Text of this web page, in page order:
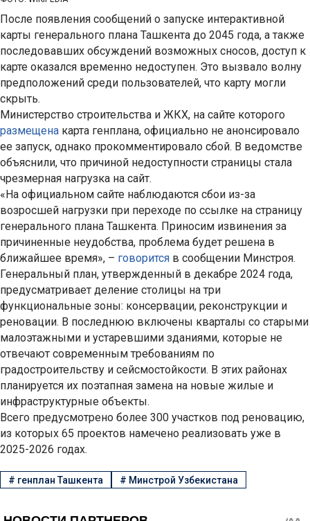
После появления сообщений о запуске интерактивной
карты генерального плана Ташкента до 2045 года, а также
последовавших обсуждений возможных сносов, доступ к
карте оказался временно недоступен. Это вызвало волну
предположений среди пользователей, что карту могли
скрыть.
Министерство строительства и ЖКХ, на сайте которого
размещена карта генплана, официально не анонсировало
ее запуск, однако прокомментировало сбой. В ведомстве
объяснили, что причиной недоступности страницы стала
чрезмерная нагрузка на сайт.
«На официальном сайте наблюдаются сбои из-за
возросшей нагрузки при переходе по ссылке на страницу
генерального плана Ташкента. Приносим извинения за
причиненные неудобства, проблема будет решена в
ближайшее время», – говорится в сообщении Минстроя.
Генеральный план, утвержденный в декабре 2024 года,
предусматривает деление столицы на три
функциональные зоны: консервации, реконструкции и
реновации. В последнюю включены кварталы со старыми
малоэтажными и устаревшими зданиями, которые не
отвечают современным требованиям по
градостроительству и сейсмостойкости. В этих районах
планируется их поэтапная замена на новые жилые и
инфраструктурные объекты.
Всего предусмотрено более 300 участков под реновацию,
из которых 65 проектов намечено реализовать уже в
2025-2026 годах.
# генплан Ташкента # Минстрой Узбекистана